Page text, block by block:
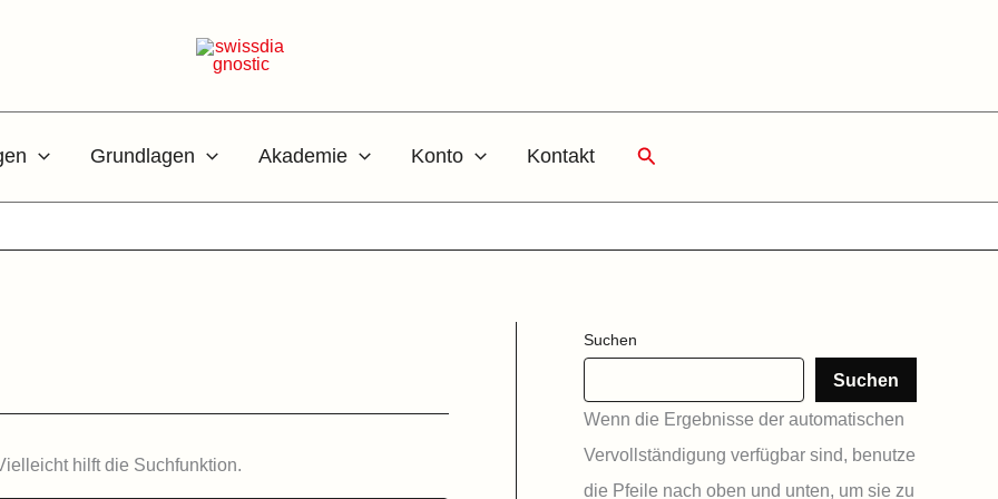
Grundlagen Akademie Konto Kontakt Suchen
hilft die Suchfunktion.
Suchen
Suchen
Wenn die Ergebnisse der automatischen
Vervollständigung verfügbar sind, benutze
die Pfeile nach oben und unten, um sie zu